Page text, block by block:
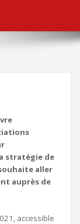
stratégie de
aller
auprès de
accessible